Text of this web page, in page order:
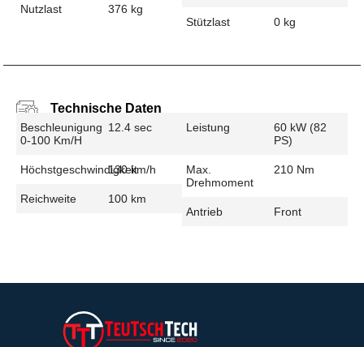
Nutzlast 376 kg
Stützlast 0 kg
Technische Daten
Beschleunigung
0-100 Km/h
12.4 sec
Höchstgeschwindigkeit
130 km/h
Reichweite 100 km
Leistung
60 kW (82
PS)
Max.
Drehmoment
210 Nm
Antrieb Front